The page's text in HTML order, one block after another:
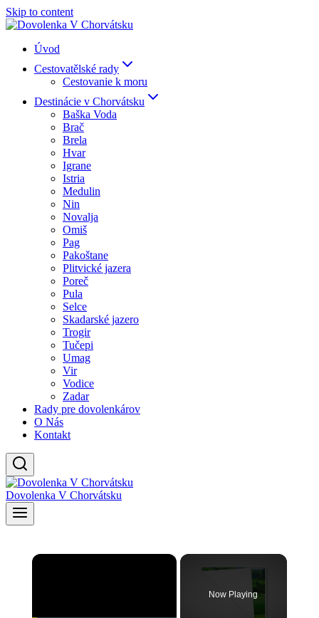
Skip to content
Úvod
Cestovatělské rady
Cestovanie k moru
Destinácie v Chorvátsku
Baška Voda
Brač
Brela
Hvar
Igrane
Istria
Medulin
Nin
Novalja
Omiš
Pag
Pakoštane
Plitvické jazera
Poreč
Pula
Selce
Skadarské jazero
Trogir
Tučepi
Umag
Vir
Vodice
Zadar
Rady pre dovolenkárov
O Nás
Kontakt
Dovolenka V Chorvátsku
×
Now Playing